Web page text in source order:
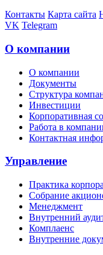
Контакты Карта сайта
VK Telegram
О компании
О компании
Документы
Структура
Инвестиции
Корпоративная
Работа в
Контактная
Управление
Практика
Собрание
Менеджмент
Внутренний
Комплаенс
Внутренние